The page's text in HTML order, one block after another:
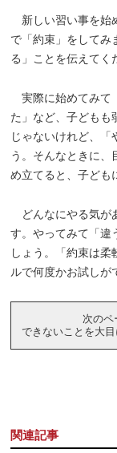
新しい習い事を始
で「約束」をしてみ
る」ことを伝えてく
実際に始めてみて
た」など、子どもも
じゃないけれど、「
う。そんなときに、
め立てると、子ども
どんなにやる気が
す。やってみて「違
しょう。「約束は
ルで何度かお試しが
次のペ
できないことを大
関連記事